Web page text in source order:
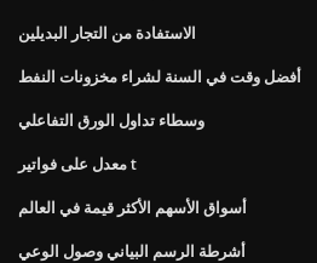
الاستفادة من التجار البديلين
أفضل وقت في السنة لشراء مخزونات النفط
وسطاء تداول الورق التفاعلي
معدل على فواتير t
أسواق الأسهم الأكثر قيمة في العالم
أشرطة الرسم البياني وصول الوعي